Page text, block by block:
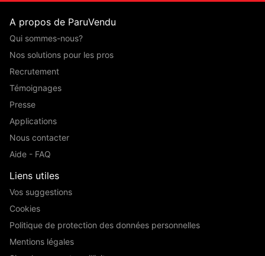
A propos de ParuVendu
Qui sommes-nous?
Nos solutions pour les pros
Recrutement
Témoignages
Presse
Applications
Nous contacter
Aide - FAQ
Liens utiles
Vos suggestions
Cookies
Politique de protection des données personnelles
Mentions légales